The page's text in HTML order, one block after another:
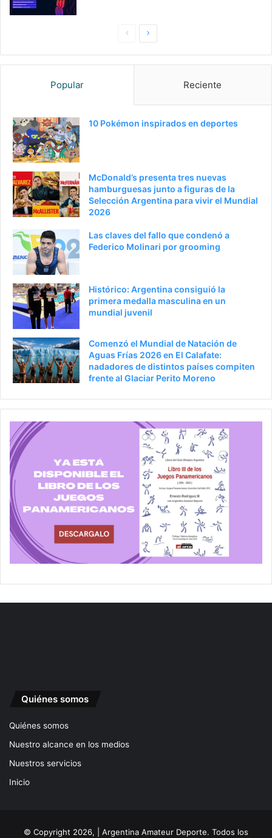
PaginaSiguiente
Popular Reciente
10 Pokémon inspirados en deportes
McDonald’s presenta tres nuevas
hamburguesas junto a figuras de la
Selección Argentina para vivir el Mundial
2026
Las claves del fallo que condenó a
Federico Molinari por grooming
Histórico: Argentina consiguió la
primera medalla masculina en un
mundial juvenil
Comenzó el Mundial de Natación de
Aguas Frías 2026 en El Calafate:
nadadores de distintos países compiten
frente al Glaciar Perito Moreno
Quiénes somos
Quiénes somos
Nuestro alcance en los medios
Nuestros servicios
Inicio
© Copyright 2026, | Argentina Amateur Deporte. Todos los